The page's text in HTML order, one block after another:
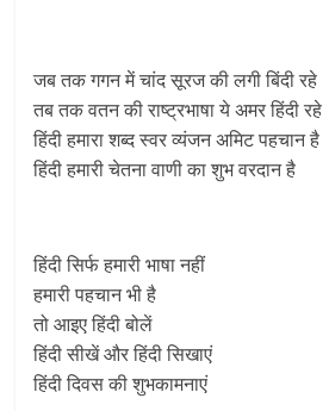
जब तक गगन में चांद सूरज की लगी बिंदी रहे
तब तक वतन की राष्ट्रभाषा ये अमर हिंदी रहे
हिंदी हमारा शब्द स्वर व्यंजन अमिट पहचान है
हिंदी हमारी चेतना वाणी का शुभ वरदान है
हिंदी सिर्फ हमारी भाषा नहीं
हमारी पहचान भी है
तो आइए हिंदी बोलें
हिंदी सीखें और हिंदी सिखाएं
हिंदी दिवस की शुभकामनाएं